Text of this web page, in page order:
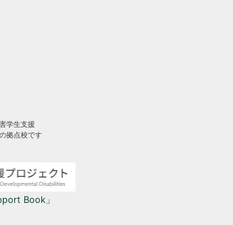
学生支援
拠点校です
Book」